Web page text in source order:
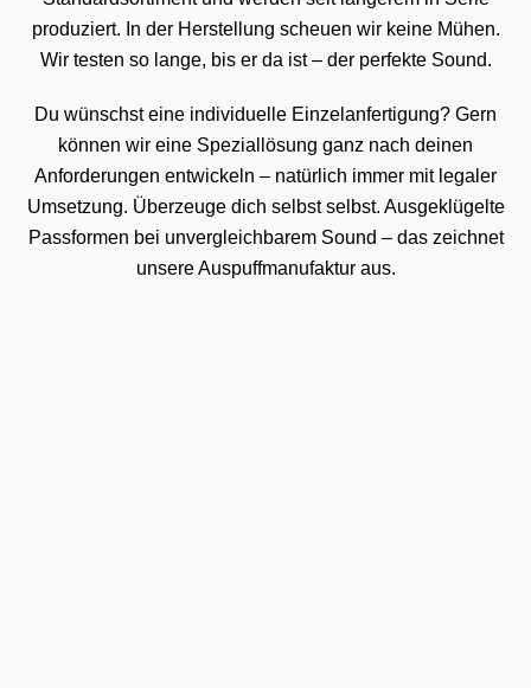
produziert. In der Herstellung scheuen wir keine Mühen.
Wir testen so lange, bis er da ist – der perfekte Sound.
Du wünschst eine individuelle Einzelanfertigung? Gern
können wir eine Speziallösung ganz nach deinen
Anforderungen entwickeln – natürlich immer mit legaler
Umsetzung. Überzeuge dich selbst selbst. Ausgeklügelte
Passformen bei unvergleichbarem Sound – das zeichnet
unsere Auspuffmanufaktur aus.